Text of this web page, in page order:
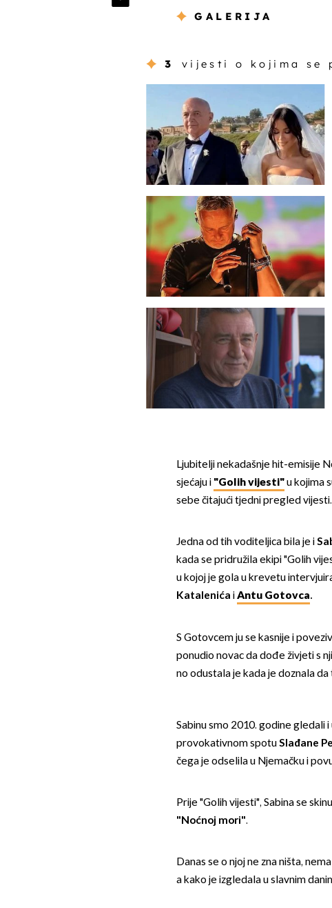
GALERIJA
3 vijesti o kojima se
Ljubitelji nekadašnje hit-emisije
sjećaju i "Golih vijesti"u kojima
sebe čitajući tjedni pregled vijesti.
Jedna od tih voditeljica bila je i
kada se pridružila ekipi "Golih
u kojoj je gola u krevetu
Katalenića iAntu Gotovca.
S Gotovcem ju se kasnije i
ponudio novac da dođe živjeti s
no odustala je kada je doznala
Sabinu smo 2010. godine gledali
provokativnom spotuSlađane
čega je odselila u Njemačku i
Prije "Golih vijesti", Sabina se
"Noćnoj mori".
Danas se o njoj ne zna ništa,
a kako je izgledala u slavnim